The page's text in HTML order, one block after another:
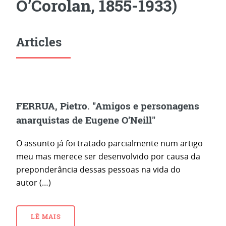
O’Corolan, 1855-1933)
Articles
FERRUA, Pietro. "Amigos e personagens
anarquistas de Eugene O’Neill"
O assunto já foi tratado parcialmente num artigo
meu mas merece ser desenvolvido por causa da
preponderância dessas pessoas na vida do
autor (…)
LÊ MAIS